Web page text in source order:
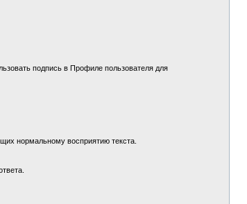
подпись в Профиле пользователя для
нормальному восприятию текста.